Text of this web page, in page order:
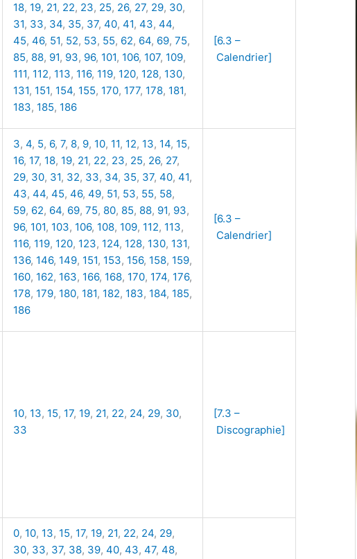
18, 19, 21, 22, 23, 25, 26, 27, 29, 30,
31, 33, 34, 35, 37, 40, 41, 43, 44,
45, 46, 51, 52, 53, 55, 62, 64, 69, 75,
85, 88, 91, 93, 96, 101, 106, 107, 109,
111, 112, 113, 116, 119, 120, 128, 130,
131, 151, 154, 155, 170, 177, 178, 181,
183, 185, 186
[6.3 –
Calendrier]
3, 4, 5, 6, 7, 8, 9, 10, 11, 12, 13, 14, 15,
16, 17, 18, 19, 21, 22, 23, 25, 26, 27,
29, 30, 31, 32, 33, 34, 35, 37, 40, 41,
43, 44, 45, 46, 49, 51, 53, 55, 58,
59, 62, 64, 69, 75, 80, 85, 88, 91, 93,
96, 101, 103, 106, 108, 109, 112, 113,
116, 119, 120, 123, 124, 128, 130, 131,
136, 146, 149, 151, 153, 156, 158, 159,
160, 162, 163, 166, 168, 170, 174, 176,
178, 179, 180, 181, 182, 183, 184, 185,
186
[6.3 –
Calendrier]
10, 13, 15, 17, 19, 21, 22, 24, 29, 30,
33
[7.3 –
Discographie]
0, 10, 13, 15, 17, 19, 21, 22, 24, 29,
30, 33, 37, 38, 39, 40, 43, 47, 48,